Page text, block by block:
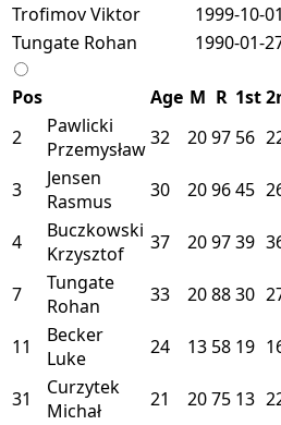
Trofimov Viktor
1999-10-01
Tungate Rohan
1990-01-
Pos Age M R 1st
2
Pawlicki
Przemysław32 2097 56
3
Jensen
Rasmus
30 209645
4
Buczkowski
Krzysztof
37 209739
7
Tungate
Rohan
33 208830
11
Becker
Luke
24 13 58 19
31
Curzytek
Michał
21 2075 13